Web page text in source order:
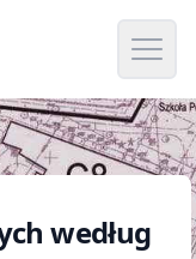
Open
według